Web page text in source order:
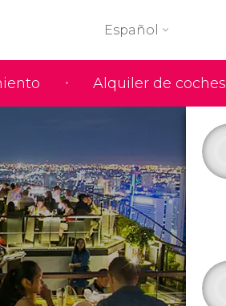
Alquiler de coches
Español